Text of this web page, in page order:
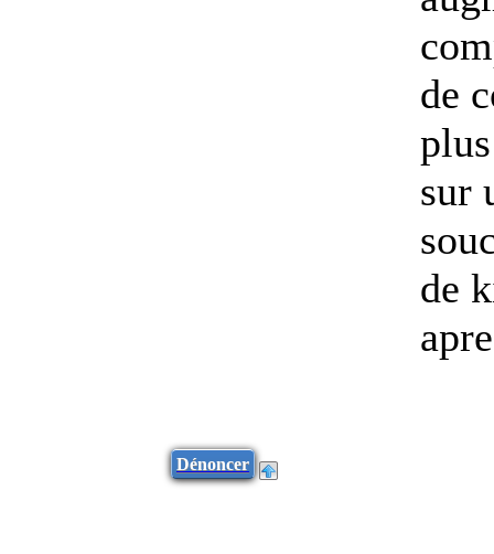
de
sur
de
Dénoncer